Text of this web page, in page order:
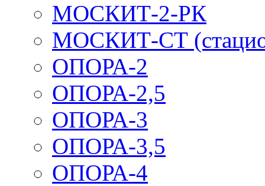
МОСКИТ-2-РК
МОСКИТ-СТ
ОПОРА-2
ОПОРА-2,5
ОПОРА-3
ОПОРА-3,5
ОПОРА-4